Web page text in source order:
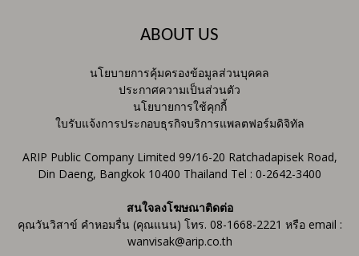
ABOUT US
นโยบายการคุ้มครองข้อมูลส่วนบุคคล
ประกาศความเป็นส่วนตัว
นโยบายการใช้คุกกี้
ใบรับแจ้งการประกอบธุรกิจบริการแพลตฟอร์มดิจิทัล
ARIP Public Company Limited 99/16-20 Ratchadapisek Road,
Din Daeng, Bangkok 10400 Thailand Tel : 0-2642-3400
สนใจลงโฆษณาติดต่อ
คุณวันวิสาข์ คำหอมรื่น (คุณแนน) โทร. 08-1668-2221 หรือ email :
wanvisak@arip.co.th